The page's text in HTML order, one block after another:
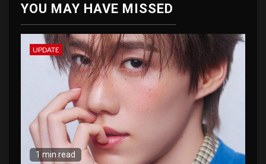
YOU MAY HAVE MISSED
UPDATE
1 min read